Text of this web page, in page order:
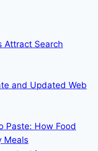
Attract Search
and Updated Web
Paste: How Food
Meals